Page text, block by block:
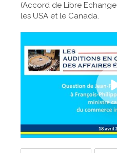
(Accord de Libre
les USA et le Canada.